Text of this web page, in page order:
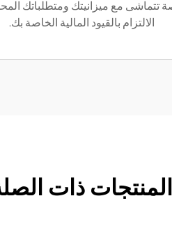
تتماشى مع ميزانيتك ومتطلباتك
الالتزام بالقيود المالية الخاصة بك.
المنتجات ذات